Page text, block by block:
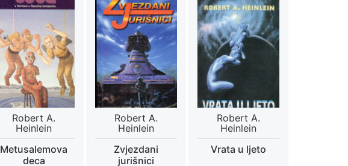
Robert A.
Heinlein
Metusalemova
deca
Robert A.
Heinlein
Zvjezdani
jurišnici
Robert A.
Heinlein
Vrata u ljeto